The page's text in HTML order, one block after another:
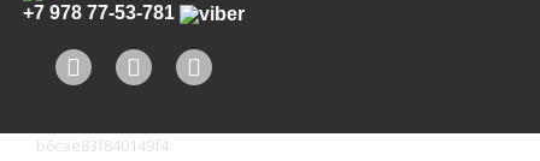
+7 978 77-53-781
b6cae83f840149f4